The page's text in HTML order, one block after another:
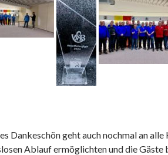
Dankeschön geht auch nochmal an
Ablauf ermöglichten und die Gäste